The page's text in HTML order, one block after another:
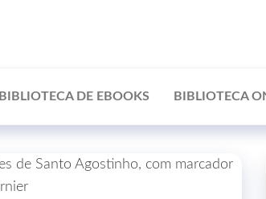
BIBLIOTECA DE EBOOKS BIBLIOTECA